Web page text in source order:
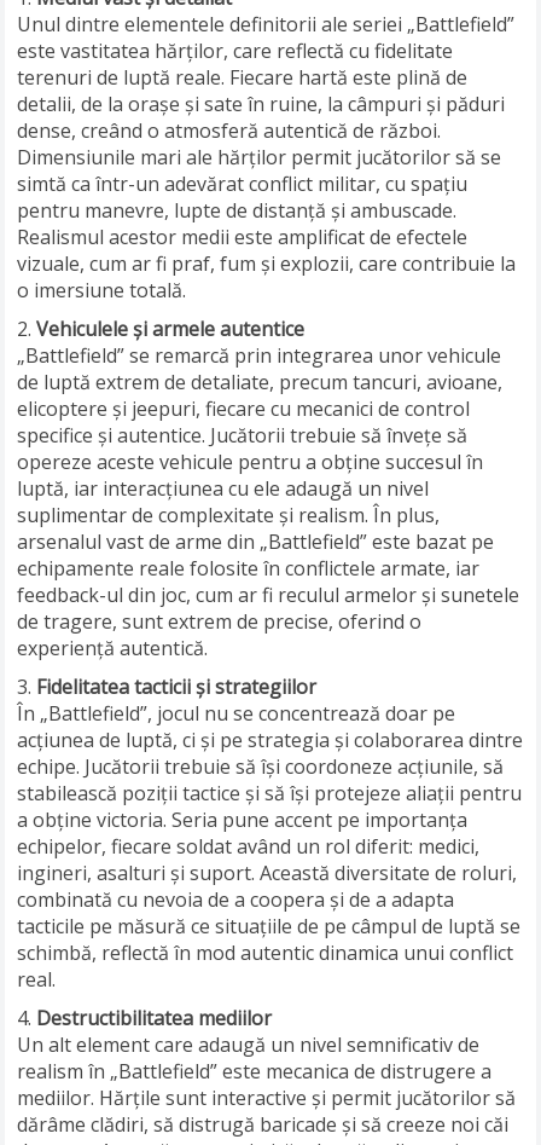
Unul dintre elementele definitorii ale seriei „Battlefield”
este vastitatea hărților, care reflectă cu fidelitate
terenuri de luptă reale. Fiecare hartă este plină de
detalii, de la orașe și sate în ruine, la câmpuri și păduri
dense, creând o atmosferă autentică de război.
Dimensiunile mari ale hărților permit jucătorilor să se
simtă ca într-un adevărat conflict militar, cu spațiu
pentru manevre, lupte de distanță și ambuscade.
Realismul acestor medii este amplificat de efectele
vizuale, cum ar fi praf, fum și explozii, care contribuie la
o imersiune totală.
Vehiculele și armele autentice
„Battlefield” se remarcă prin integrarea unor vehicule
de luptă extrem de detaliate, precum tancuri, avioane,
elicoptere și jeepuri, fiecare cu mecanici de control
specifice și autentice. Jucătorii trebuie să învețe să
opereze aceste vehicule pentru a obține succesul în
luptă, iar interacțiunea cu ele adaugă un nivel
suplimentar de complexitate și realism. În plus,
arsenalul vast de arme din „Battlefield” este bazat pe
echipamente reale folosite în conflictele armate, iar
feedback-ul din joc, cum ar fi reculul armelor și sunetele
de tragere, sunt extrem de precise, oferind o
experiență autentică.
Fidelitatea tacticii și strategiilor
În „Battlefield”, jocul nu se concentrează doar pe
acțiunea de luptă, ci și pe strategia și colaborarea dintre
echipe. Jucătorii trebuie să își coordoneze acțiunile, să
stabilească poziții tactice și să își protejeze aliații pentru
a obține victoria. Seria pune accent pe importanța
echipelor, fiecare soldat având un rol diferit: medici,
ingineri, asalturi și suport. Această diversitate de roluri,
combinată cu nevoia de a coopera și de a adapta
tacticile pe măsură ce situațiile de pe câmpul de luptă se
schimbă, reflectă în mod autentic dinamica unui conflict
real.
Destructibilitatea mediilor
Un alt element care adaugă un nivel semnificativ de
realism în „Battlefield” este mecanica de distrugere a
mediilor. Hărțile sunt interactive și permit jucătorilor să
dărâme clădiri, să distrugă baricade și să creeze noi căi